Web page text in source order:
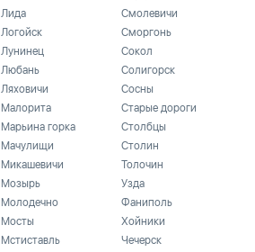
Лида
Логойск
Лунинец
Любань
Ляховичи
Малорита
Марьина горка
Мачулищи
Микашевичи
Мозырь
Молодечно
Мосты
Мстиставль
Смолевичи
Сморгонь
Сокол
Солигорск
Сосны
Старые дороги
Столбцы
Столин
Толочин
Узда
Фаниполь
Хойники
Чечерск